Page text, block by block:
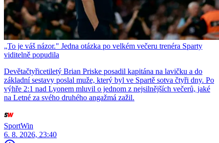
„To je váš názor." Jedna otázka po velkém večeru trenéra Sparty
viditelně popudila
Devětačtyřicetiletý Brian Priske posadil kapitána na lavičku a do
základní sestavy poslal muže, který byl ve Spartě sotva čtyři dny. Po
výhře 2:1 nad Lyonem mluvil o jednom z nejsilnějších večerů, jaké
na Letné za svého druhého angažmá zažil.
SportWin
6. 8. 2026, 23:40